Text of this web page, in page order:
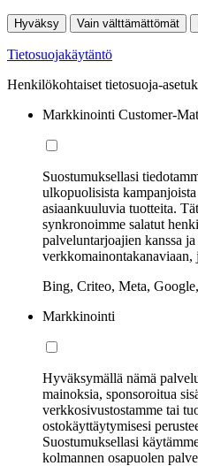
Hyväksy Vain välttämättömät
Tietosuojakäytäntö
Henkilökohtaiset tietosuoja-
Markkinointi Customer-
Suostumuksellasi
ulkopuolisista
asiaankuuluvia tuotteita.
synkronoimme salatut
palveluntarjoajien kanssa
verkkomainontakanaviaan,
Bing, Criteo, Meta,
Markkinointi
Hyväksymällä nämä
mainoksia, sponsoroitua
verkkosivustostamme tai
ostokäyttäytymisesi
Suostumuksellasi
kolmannen osapuolen